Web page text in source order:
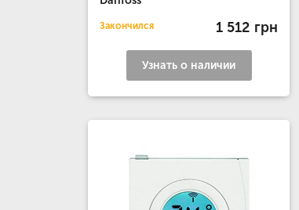
Закончился 1 512 грн
Узнать о наличии